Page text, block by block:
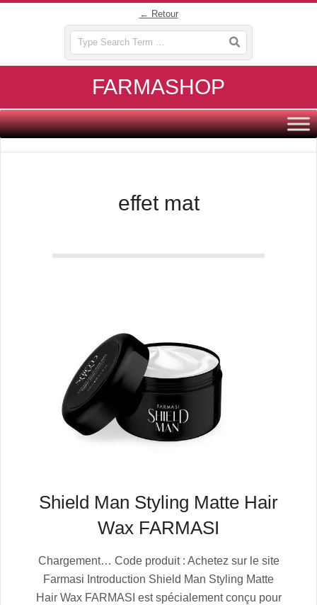
← Retour
FARMASHOP
Primary
Navigation
effet mat
Shield Man Styling Matte Hair
Wax FARMASI
07-
06
Chargement… Code produit : Achetez sur le site
Farmasi Introduction Shield Man Styling Matte
Hair Wax FARMASI est spécialement conçu pour